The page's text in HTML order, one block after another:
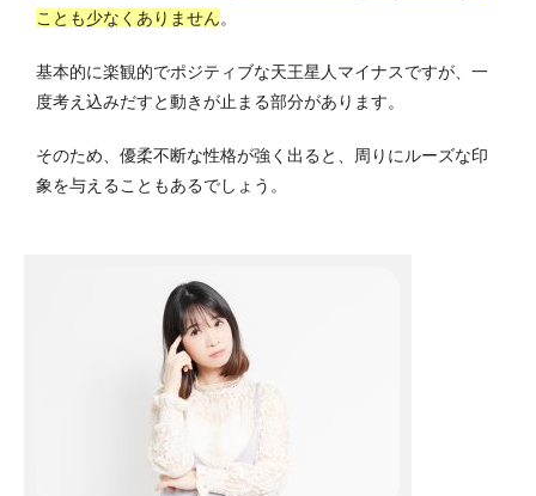
ことも少なくありません。
基本的に楽観的でポジティブな天王星人マイナスですが、一
度考え込みだすと動きが止まる部分があります。
そのため、優柔不断な性格が強く出ると、周りにルーズな印
象を与えることもあるでしょう。